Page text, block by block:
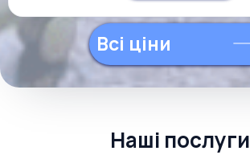
Всі ціни
Наші послуги